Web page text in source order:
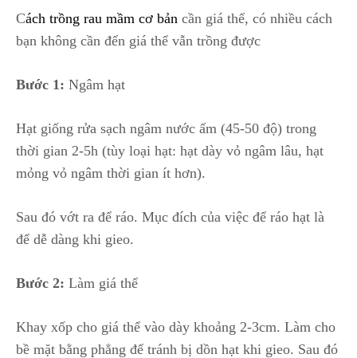
Cách trồng rau mầm cơ bản cần giá thể, có nhiều cách
bạn không cần đến giá thể vẫn trồng được
Bước 1: Ngâm hạt
Hạt giống rửa sạch ngâm nước ấm (45-50 độ) trong
thời gian 2-5h (tùy loại hạt: hạt dày vỏ ngâm lâu, hạt
mỏng vỏ ngâm thời gian ít hơn).
Sau đó vớt ra để ráo. Mục đích của việc để ráo hạt là
để dễ dàng khi gieo.
Bước 2: Làm giá thể
Khay xốp cho giá thể vào dày khoảng 2-3cm. Làm cho
bề mặt bằng phẳng để tránh bị dồn hạt khi gieo. Sau đó